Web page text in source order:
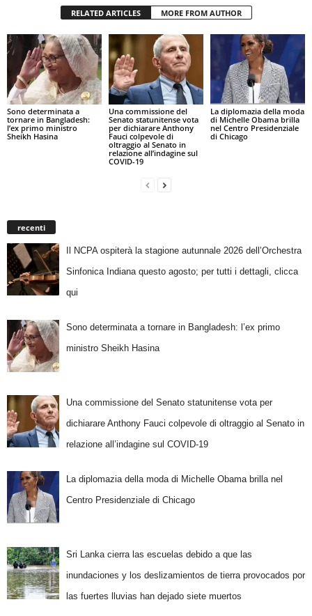
RELATED ARTICLES MORE FROM AUTHOR
Sono determinata a
tornare in Bangladesh:
l’ex primo ministro
Sheikh Hasina
Una commissione del
Senato statunitense vota
per dichiarare Anthony
Fauci colpevole di
oltraggio al Senato in
relazione all’indagine sul
COVID-19
La diplomazia della moda
di Michelle Obama brilla
nel Centro Presidenziale
di Chicago
recenti
Il NCPA ospiterà la stagione autunnale 2026 dell’Orchestra
Sinfonica Indiana questo agosto; per tutti i dettagli, clicca
qui
Sono determinata a tornare in Bangladesh: l’ex primo
ministro Sheikh Hasina
Una commissione del Senato statunitense vota per
dichiarare Anthony Fauci colpevole di oltraggio al Senato in
relazione all’indagine sul COVID-19
La diplomazia della moda di Michelle Obama brilla nel
Centro Presidenziale di Chicago
Sri Lanka cierra las escuelas debido a que las
inundaciones y los deslizamientos de tierra provocados por
las fuertes lluvias han dejado siete muertos